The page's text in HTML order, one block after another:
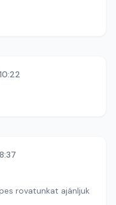
10:22
8:37
rovatunkat ajánljuk